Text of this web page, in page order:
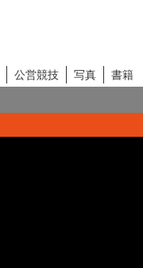
公営競技 写真
書籍